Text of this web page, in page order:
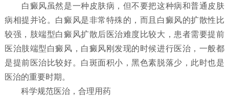
白癜风虽然是一种皮肤病，但不要把这种病和普通皮肤
病相提并论。白癜风是非常特殊的，而且白癜风的扩散性比
较强，肢端型白癜风扩散后医治难度比较大，患者需要提前
医治肢端型白癜风，白癜风刚发现的时候进行医治，一般都
是提前医治比较好。白斑面积小，黑色素脱落少，此时也是
医治的重要时期。
科学规范医治，合理用药